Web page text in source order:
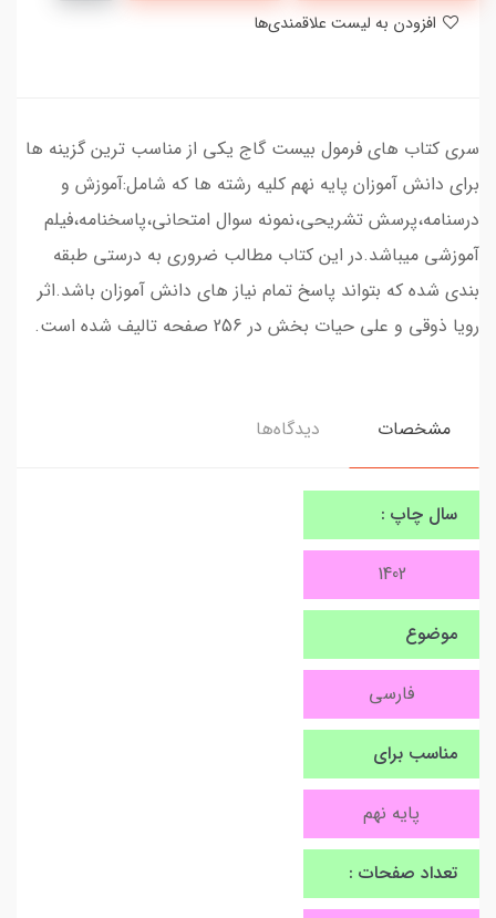
سری کتاب های فرمول بیست گاج یکی از مناسب ترین گزینه ها
برای دانش آموزان پایه نهم کلیه رشته ها که شامل:آموزش و
درسنامه،پرسش تشریحی،نمونه سوال امتحانی،پاسخنامه،فیلم
آموزشی میباشد.در این کتاب مطالب ضروری به درستی طبقه
بندی شده که بتواند پاسخ تمام نیاز های دانش آموزان باشد.اثر
رویا ذوقی و علی حیات بخش در 256 صفحه تالیف شده است.
مشخصات دیدگاه‌ها
سال چاپ :
1402
موضوع
فارسی
مناسب برای
پایه نهم
تعداد صفحات :